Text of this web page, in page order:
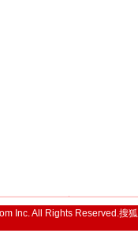
Inc. All Rights Reserved.搜